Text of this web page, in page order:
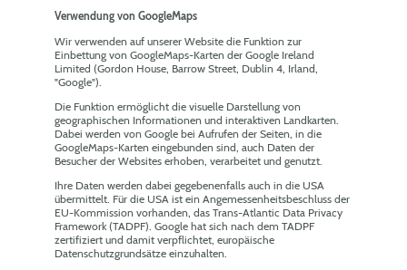
Verwendung von GoogleMaps
Wir verwenden auf unserer Website die Funktion zur
Einbettung von GoogleMaps-Karten der Google Ireland
Limited (Gordon House, Barrow Street, Dublin 4, Irland,
"Google").
Die Funktion ermöglicht die visuelle Darstellung von
geographischen Informationen und interaktiven Landkarten.
Dabei werden von Google bei Aufrufen der Seiten, in die
GoogleMaps-Karten eingebunden sind, auch Daten der
Besucher der Websites erhoben, verarbeitet und genutzt.
Ihre Daten werden dabei gegebenenfalls auch in die USA
übermittelt. Für die USA ist ein Angemessenheitsbeschluss der
EU-Kommission vorhanden, das Trans-Atlantic Data Privacy
Framework (TADPF). Google hat sich nach dem TADPF
zertifiziert und damit verpflichtet, europäische
Datenschutzgrundsätze einzuhalten.